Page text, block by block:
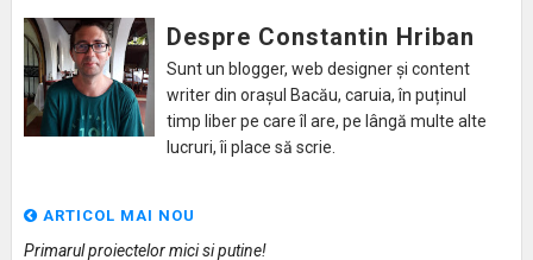
Despre Constantin Hriban
Sunt un blogger, web designer și content
writer din orașul Bacău, caruia, în puținul
timp liber pe care îl are, pe lângă multe alte
lucruri, îi place să scrie.
ARTICOL MAI NOU
Primarul proiectelor mici si putine!